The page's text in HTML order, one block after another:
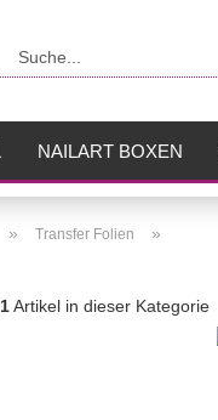
NAILART BOXEN
» Transfer Folien »
Artikel in dieser Kategorie